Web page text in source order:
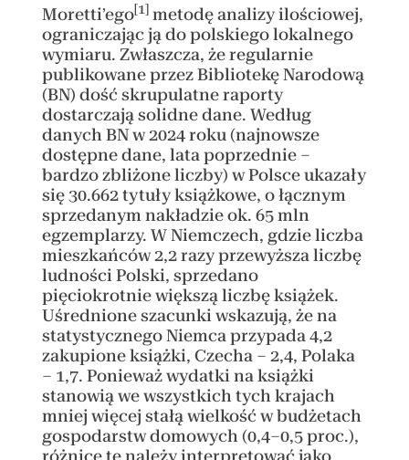
Moretti’ego[1] metodę analizy ilościowej,
ograniczając ją do polskiego lokalnego
wymiaru. Zwłaszcza, że regularnie
publikowane przez Bibliotekę Narodową
(BN) dość skrupulatne raporty
dostarczają solidne dane. Według
danych BN w 2024 roku (najnowsze
dostępne dane, lata poprzednie –
bardzo zbliżone liczby) w Polsce ukazały
się 30.662 tytuły książkowe, o łącznym
sprzedanym nakładzie ok. 65 mln
egzemplarzy. W Niemczech, gdzie liczba
mieszkańców 2,2 razy przewyższa liczbę
ludności Polski, sprzedano
pięciokrotnie większą liczbę książek.
Uśrednione szacunki wskazują, że na
statystycznego Niemca przypada 4,2
zakupione książki, Czecha – 2,4, Polaka
– 1,7. Ponieważ wydatki na książki
stanowią we wszystkich tych krajach
mniej więcej stałą wielkość w budżetach
gospodarstw domowych (0,4–0,5 proc.),
różnice te należy interpretować jako